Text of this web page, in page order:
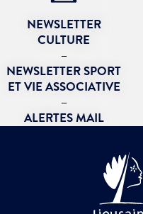
NEWSLETTER
CULTURE
–
NEWSLETTER SPORT
ET VIE ASSOCIATIVE
–
ALERTES MAIL